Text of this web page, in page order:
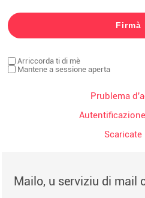
Arriccorda ti di mè
Mantene a sessione aperta
Prublema
Scaricate
Mailo, u serviziu di mail